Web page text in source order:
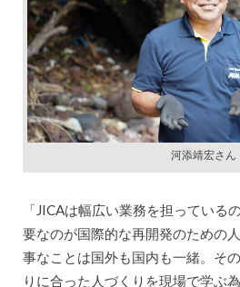
河添靖宏さん
「JICAは幅広い業務を担っている
要なのが国際的な再開発のための
事なことは国外も国内も一緒。そ
りに合った人づくりを現場で学ぶ